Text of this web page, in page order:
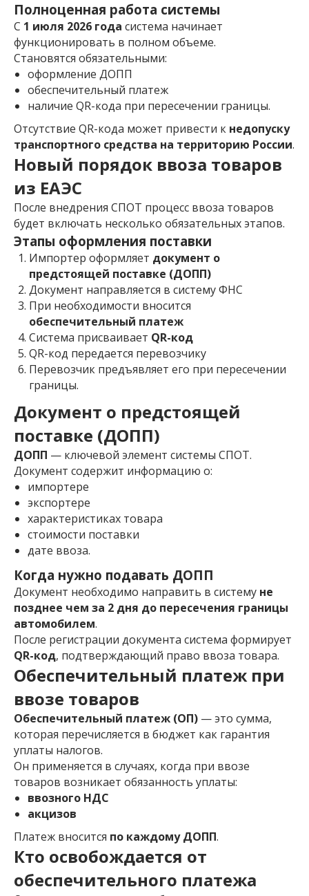
Полноценная работа системы
С 1 июля 2026 года система начинает
функционировать в полном объеме.
Становятся обязательными:
оформление ДОПП
обеспечительный платеж
наличие QR-кода при пересечении границы.
Отсутствие QR-кода может привести к недопуску
транспортного средства на территорию России.
Новый порядок ввоза товаров
из ЕАЭС
После внедрения СПОТ процесс ввоза товаров
будет включать несколько обязательных этапов.
Этапы оформления поставки
Импортер оформляет документ о
предстоящей поставке (ДОПП)
Документ направляется в систему ФНС
При необходимости вносится
обеспечительный платеж
Система присваивает QR-код
QR-код передается перевозчику
Перевозчик предъявляет его при пересечении
границы.
Документ о предстоящей
поставке (ДОПП)
ДОПП — ключевой элемент системы СПОТ.
Документ содержит информацию о:
импортере
экспортере
характеристиках товара
стоимости поставки
дате ввоза.
Когда нужно подавать ДОПП
Документ необходимо направить в систему не
позднее чем за 2 дня до пересечения границы
автомобилем.
После регистрации документа система формирует
QR-код, подтверждающий право ввоза товара.
Обеспечительный платеж при
ввозе товаров
Обеспечительный платеж (ОП) — это сумма,
которая перечисляется в бюджет как гарантия
уплаты налогов.
Он применяется в случаях, когда при ввозе
товаров возникает обязанность уплаты:
ввозного НДС
акцизов
Платеж вносится по каждому ДОПП.
Кто освобождается от
обеспечительного платежа